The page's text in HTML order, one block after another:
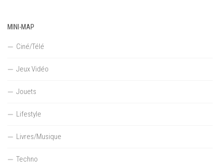
MINI-MAP
Ciné/Télé
Jeux Vidéo
Jouets
Lifestyle
Livres/Musique
Techno